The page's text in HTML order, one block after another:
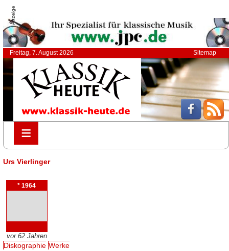
Anzeige
Freitag, 7. August 2026 Sitemap
≡
≡
Urs Vierlinger
* 1964
vor 62 Jahren
Diskographie Werke